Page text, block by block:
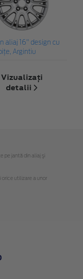
aliaj 16" design cu
Argintiu
Vizualizați
detalii
pe jantă din aliaj şi
utilizare a unor